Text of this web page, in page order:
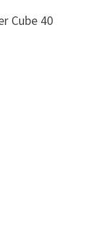
Cube 40
je 3 z 5 hvězdiček.